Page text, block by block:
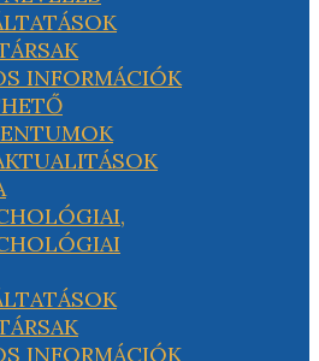
INFORMÁCIÓK
INFORMÁCIÓK